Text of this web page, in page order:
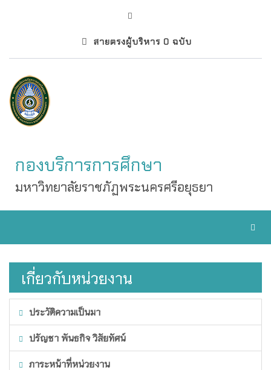
สายตรงผู้บริหาร 0 ฉบับ
กองบริการการศึกษา
มหาวิทยาลัยราชภัฏพระนครศรีอยุธยา
เกี่ยวกับหน่วยงาน
ประวัติความเป็นมา
ปรัญชา พันธกิจ วิสัยทัศน์
ภาระหน้าที่หน่วยงาน